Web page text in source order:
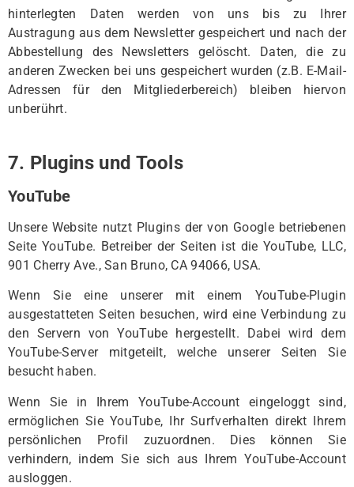
hinterlegten Daten werden von uns bis zu Ihrer
Austragung aus dem Newsletter gespeichert und nach der
Abbestellung des Newsletters gelöscht. Daten, die zu
anderen Zwecken bei uns gespeichert wurden (z.B. E-Mail-
Adressen für den Mitgliederbereich) bleiben hiervon
unberührt.
7. Plugins und Tools
YouTube
Unsere Website nutzt Plugins der von Google betriebenen
Seite YouTube. Betreiber der Seiten ist die YouTube, LLC,
901 Cherry Ave., San Bruno, CA 94066, USA.
Wenn Sie eine unserer mit einem YouTube-Plugin
ausgestatteten Seiten besuchen, wird eine Verbindung zu
den Servern von YouTube hergestellt. Dabei wird dem
YouTube-Server mitgeteilt, welche unserer Seiten Sie
besucht haben.
Wenn Sie in Ihrem YouTube-Account eingeloggt sind,
ermöglichen Sie YouTube, Ihr Surfverhalten direkt Ihrem
persönlichen Profil zuzuordnen. Dies können Sie
verhindern, indem Sie sich aus Ihrem YouTube-Account
ausloggen.